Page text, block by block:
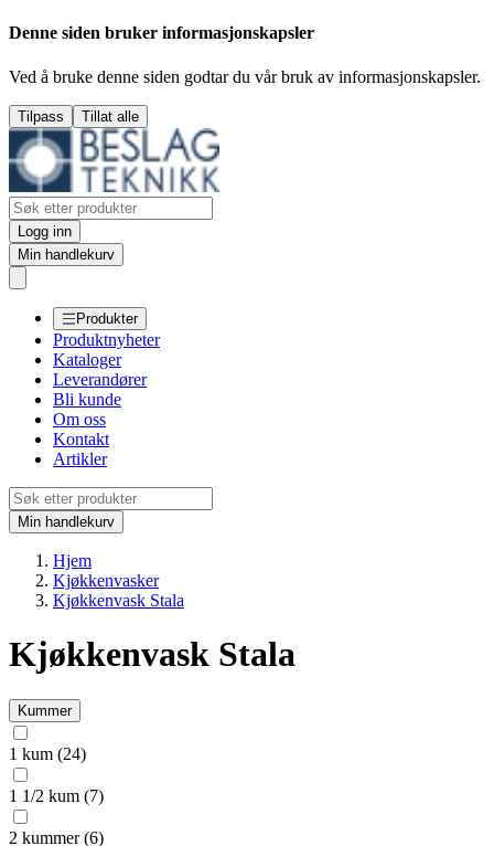
Denne siden bruker informasjonskapsler
Ved å bruke denne siden godtar du vår bruk av informasjonskapsler.
Tilpass Tillat alle
Logg inn
Min handlekurv
Produkter
Produktnyheter
Kataloger
Leverandører
Bli kunde
Om oss
Kontakt
Artikler
Min handlekurv
Hjem
Kjøkkenvasker
Kjøkkenvask Stala
Kjøkkenvask Stala
Kummer
1 kum (24)
1 1/2 kum (7)
2 kummer(6)